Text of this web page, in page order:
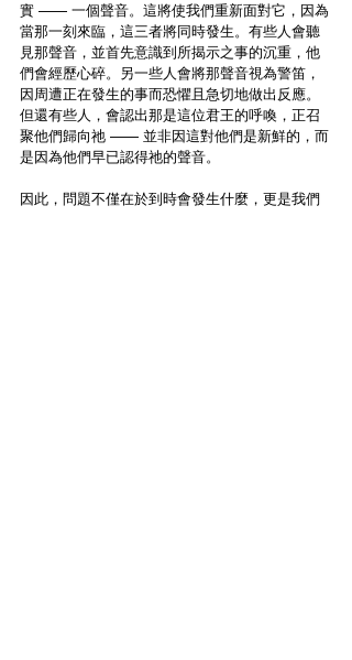
實 —— 一個聲音。這將使我們重新面對它，因為
當那一刻來臨，這三者將同時發生。有些人會聽
見那聲音，並首先意識到所揭示之事的沉重，他
們會經歷心碎。另一些人會將那聲音視為警笛，
因周遭正在發生的事而恐懼且急切地做出反應。
但還有些人，會認出那是這位君王的呼喚，正召
聚他們歸向祂 —— 並非因這對他們是新鮮的，而
是因為他們早已認得祂的聲音。
因此，問題不僅在於到時會發生什麼，更是我們